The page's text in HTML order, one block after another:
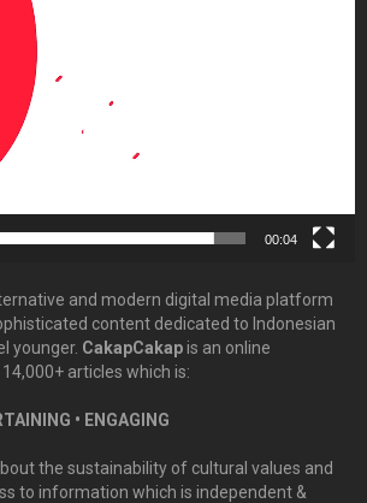
00:04
and modern digital media platform
content dedicated to Indonesian
younger. CakapCakapis an online
articles which is:
• ENGAGING
the sustainability of cultural values and
to information which is independent &